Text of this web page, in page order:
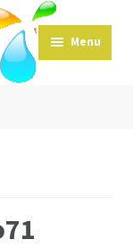
Menu